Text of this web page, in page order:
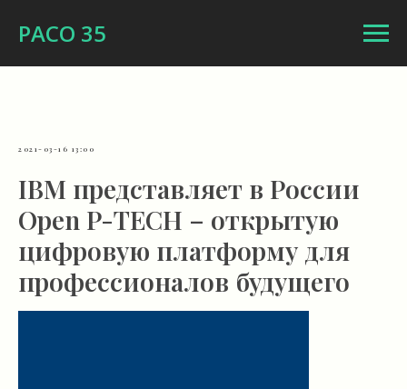
РАСО 35
2021-03-16 13:00
IBM представляет в России
Open P-TECH – открытую
цифровую платформу для
профессионалов будущего